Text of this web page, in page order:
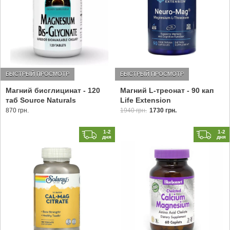
Магний бисглицинат - 120
таб Source Naturals
БЫСТРЫЙ ПРОСМОТР
870 грн.
Магний L-треонат - 90 кап
Life Extension
БЫСТРЫЙ ПРОСМОТР
1940 грн. 1730 грн.
1-2
дня
1-2
дня